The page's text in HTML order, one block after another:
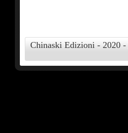
Chinaski Edizioni - 2020 -